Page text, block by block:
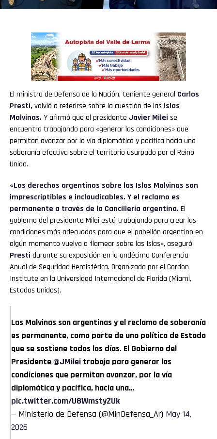
El ministro de Defensa de la Nación, teniente general Carlos
Presti, volvió a referirse sobre la cuestión de las Islas
Malvinas. Y afirmó que el presidente Javier Milei se
encuentra trabajando para «generar las condiciones» que
permitan avanzar por la vía diplomática y pacífica hacia una
soberanía efectiva sobre el territorio usurpado por el Reino
Unido.
«Los derechos argentinos sobre las Islas Malvinas son
imprescriptibles e inclaudicables. Y el reclamo es
permanente a través de la Cancillería argentina. El
gobierno del presidente Milei está trabajando para crear las
condiciones más adecuadas para que el pabellón argentino en
algún momento vuelva a flamear sobre las Islas», aseguró
Presti durante su exposición en la undécima Conferencia
Anual de Seguridad Hemisférica. Organizada por el Gordon
Institute en la Universidad Internacional de Florida (Miami,
Estados Unidos).
Las Malvinas son argentinas y el reclamo de soberanía
es permanente, como parte de una política de Estado
que se sostiene todos los días. El Gobierno del
Presidente@JMilei trabaja para generar las
condiciones que permitan avanzar, por la vía
diplomática y pacífica, hacia una…
pic.twitter.com/U8WmstyZUk
— Ministerio de Defensa (@MinDefensa_Ar) May 14,
2026